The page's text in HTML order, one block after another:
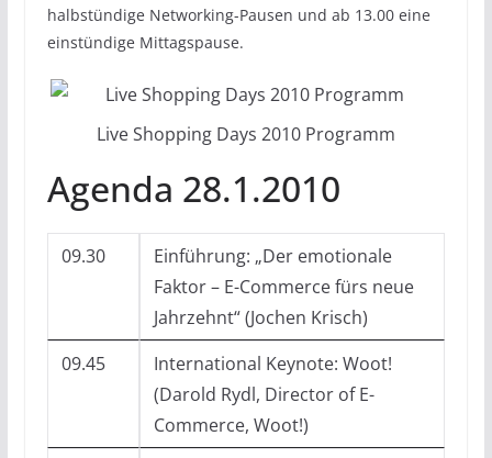
halbstündige Networking-Pausen und ab 13.00 eine
einstündige Mittagspause.
Live Shopping Days 2010 Programm
Agenda 28.1.2010
09.30
Einführung: „Der emotionale
Faktor – E-Commerce fürs neue
Jahrzehnt“ (Jochen Krisch)
09.45
International Keynote: Woot!
(Darold Rydl, Director of E-
Commerce, Woot!)